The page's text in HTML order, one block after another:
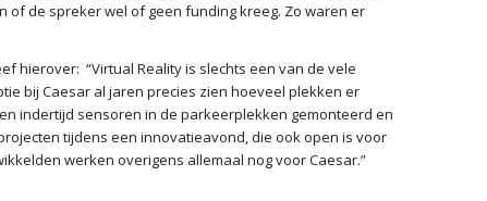
of de spreker wel of geen funding kreeg. Zo waren er
hierover: “Virtual Reality is slechts een van de vele
bij Caesar al jaren precies zien hoeveel plekken er
indertijd sensoren in de parkeerplekken gemonteerd en
tijdens een innovatieavond, die ook open is voor
werken overigens allemaal nog voor Caesar.”